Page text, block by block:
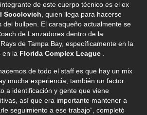
de este cuerpo técnico es el ex
Socolovich , quien llega para hacerse
del bullpen. El caraqueño actualmente se
de Lanzadores dentro de la
de Tampa Bay, específicamente en la
en la Florida Complex League
de todo el staff es que hay un mix
mucha experiencia, también un factor
a identificación y gente que viene
así que era importante mantener a
seguimiento a ese trabajo”, completó